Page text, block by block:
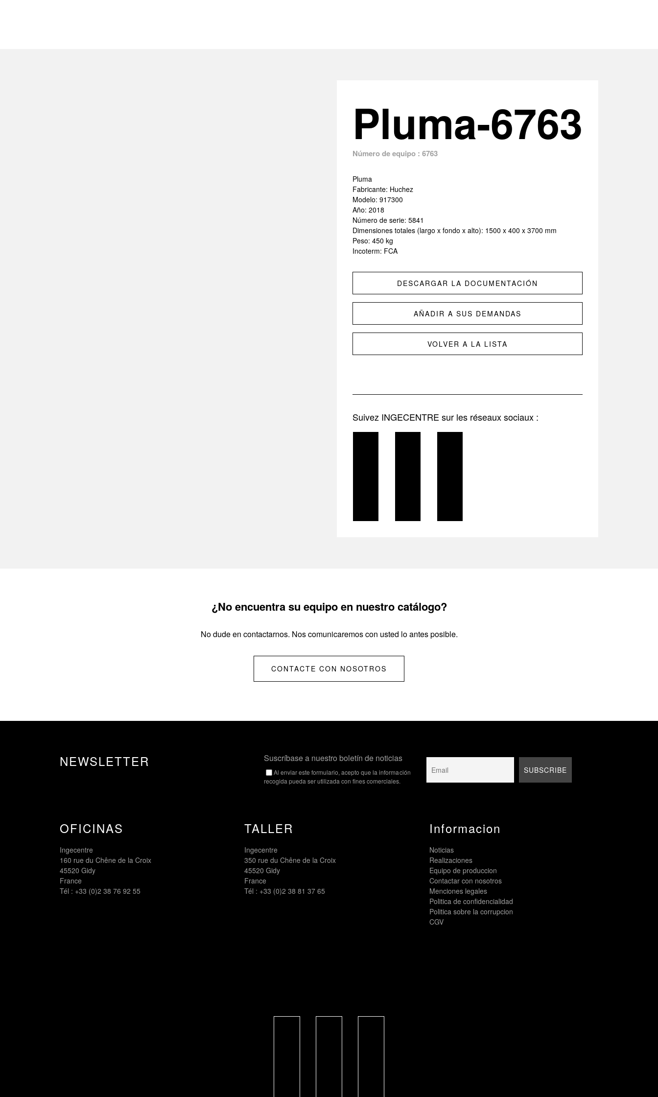
Pluma-6763
Número de equipo : 6763
Pluma
Fabricante: Huchez
Modelo: 917300
Año: 2018
Número de serie: 5841
Dimensiones totales (largo x fondo x alto): 1500 x 400 x 3700 mm
Peso: 450 kg
Incoterm: FCA
DESCARGAR LA DOCUMENTACIÓN
AÑADIR A SUS DEMANDAS
VOLVER A LA LISTA
Suivez INGECENTRE sur les réseaux sociaux :
¿No encuentra su equipo en nuestro catálogo?
No dude en contactarnos. Nos comunicaremos con usted lo antes posible.
CONTACTE CON NOSOTROS
NEWSLETTER Suscríbase a nuestro boletín de noticias
Al enviar este formulario, acepto que la información
recogida pueda ser utilizada con fines comerciales.
OFICINAS
Ingecentre
160 rue du Chêne de la Croix
45520 Gidy
France
Tél : +33 (0)2 38 76 92 55
TALLER
Ingecentre
350 rue du Chêne de la Croix
45520 Gidy
France
Tél : +33 (0)2 38 81 37 65
Informacion
Noticias
Realizaciones
Equipo de produccion
Contactar con nosotros
Menciones legales
Politica de confidencialidad
Politica sobre la corrupcion
CGV